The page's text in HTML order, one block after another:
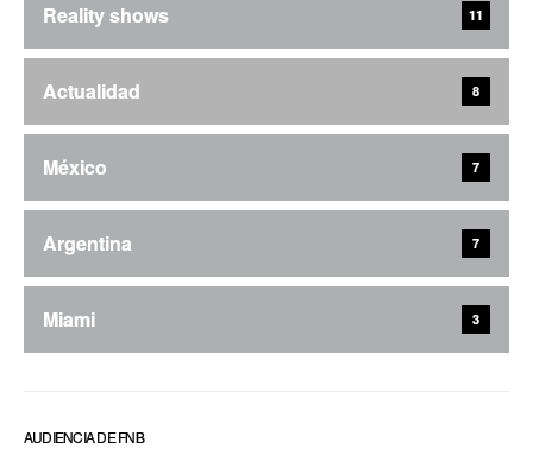
Reality shows 11
Actualidad 8
México 7
Argentina 7
Miami 3
AUDIENCIA DE FNB